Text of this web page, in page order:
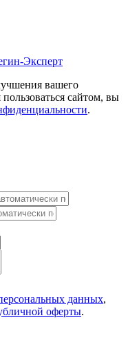
Эксперт
вашего
сайтом, вы
.
данных,
оферты.